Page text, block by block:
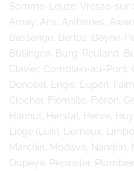
Somme-Leuze, Vresse-
Amay, Ans, Anthisnes,
Bassenge, Berloz, Beyne-
Büllingen, Burg-Reuland,
Clavier, Comblain-au-Pont,
Donceel, Engis, Eupen,
Clocher, Flémalle, Fléron,
Hannut, Herstal, Herve,
Liège (Luik), Lierneux,
Marchin, Modave, Nandrin,
Oupeye, Pepinster,